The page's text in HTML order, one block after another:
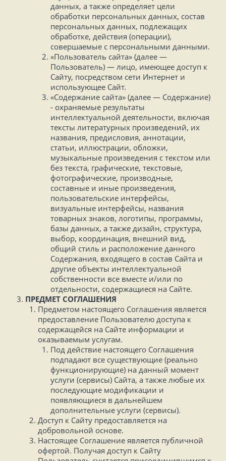
данных, а также определяет цели
обработки персональных данных, состав
персональных данных, подлежащих
обработке, действия (операции),
совершаемые с персональными данными.
«Пользователь сайта» (далее —
Пользователь) — лицо, имеющее доступ к
Сайту, посредством сети Интернет и
использующее Сайт.
«Содержание сайта» (далее — Содержание)
- охраняемые результаты
интеллектуальной деятельности, включая
тексты литературных произведений, их
названия, предисловия, аннотации,
статьи, иллюстрации, обложки,
музыкальные произведения с текстом или
без текста, графические, текстовые,
фотографические, производные,
составные и иные произведения,
пользовательские интерфейсы,
визуальные интерфейсы, названия
товарных знаков, логотипы, программы,
базы данных, а также дизайн, структура,
выбор, координация, внешний вид,
общий стиль и расположение данного
Содержания, входящего в состав Сайта и
другие объекты интеллектуальной
собственности все вместе и/или по
отдельности, содержащиеся на Сайте.
ПРЕДМЕТ СОГЛАШЕНИЯ
Предметом настоящего Соглашения является
предоставление Пользователю доступа к
содержащейся на Сайте информации и
оказываемым услугам.
Под действие настоящего Соглашения
подпадают все существующие (реально
функционирующие) на данный момент
услуги (сервисы) Сайта, а также любые их
последующие модификации и
появляющиеся в дальнейшем
дополнительные услуги (сервисы).
Доступ к Сайту предоставляется на
добровольной основе.
Настоящее Соглашение является публичной
офертой. Получая доступ к Сайту